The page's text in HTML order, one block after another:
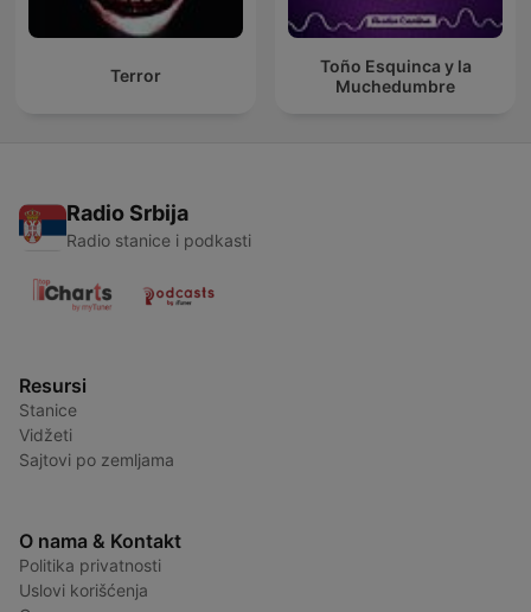
Terror
Toño Esquinca y la
Muchedumbre
Radio Srbija
Radio stanice i podkasti
Resursi
Stanice
Vidžeti
Sajtovi po zemljama
O nama & Kontakt
Politika privatnosti
Uslovi korišćenja